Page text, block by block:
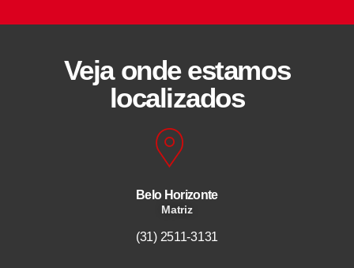
Veja onde estamos
localizados
Belo Horizonte
Matriz
(31) 2511-3131